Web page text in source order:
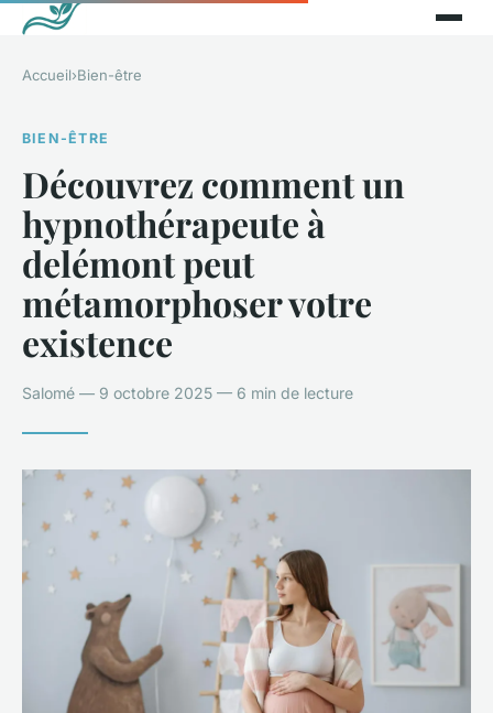
Accueil›Bien-être
BIEN-ÊTRE
Découvrez comment un
hypnothérapeute à
delémont peut
métamorphoser votre
existence
Salomé — 9 octobre 2025 — 6 min de lecture